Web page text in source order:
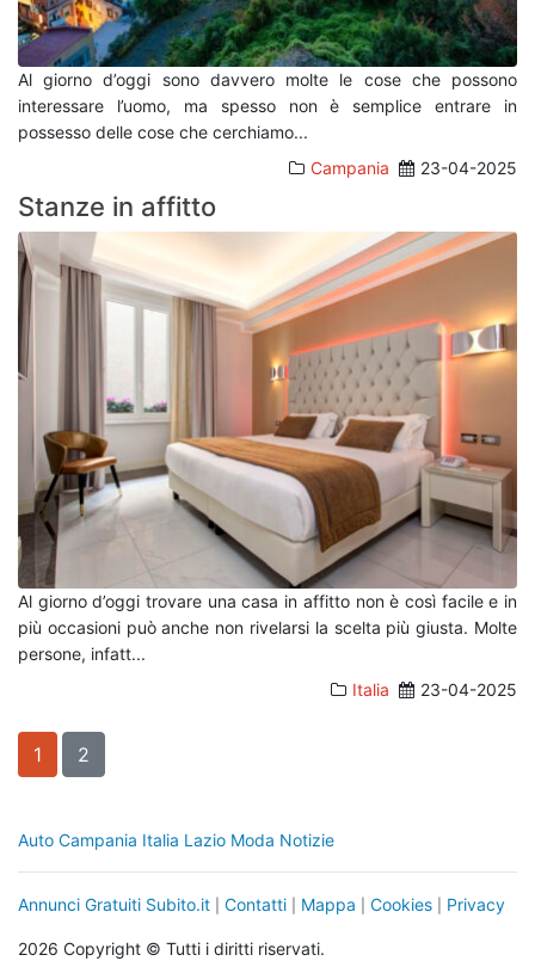
Al giorno d’oggi sono davvero molte le cose che possono
interessare l’uomo, ma spesso non è semplice entrare in
possesso delle cose che cerchiamo...
Campania
23-04-2025
Stanze in affitto
Al giorno d’oggi trovare una casa in affitto non è così facile e in
più occasioni può anche non rivelarsi la scelta più giusta. Molte
persone, infatt...
Italia
23-04-2025
1 2
Auto Campania Italia Lazio Moda Notizie
Annunci Gratuiti Subito.it Contatti Mappa Cookies Privacy
2026 Copyright © Tutti i diritti riservati.